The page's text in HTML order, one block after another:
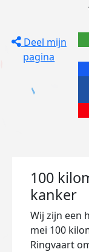
Deel mijn
pagina
100
kanker
Wij zijn een
mei 100
Ringvaart